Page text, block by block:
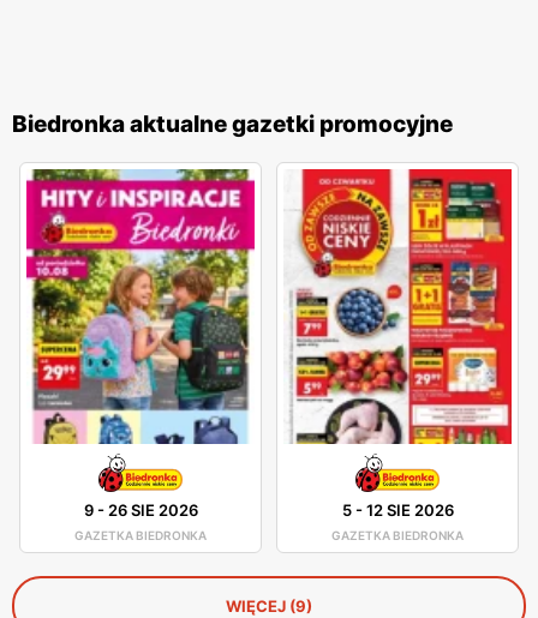
Biedronka aktualne gazetki promocyjne
9-26 SIE 2026
GAZETKA BIEDRONKA
5-12 SIE 2026
GAZETKA BIEDRONKA
WIĘCEJ (9)